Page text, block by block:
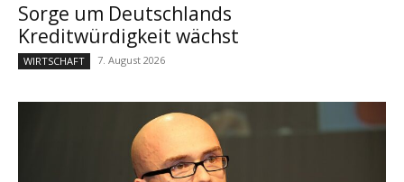
Sorge um Deutschlands
Kreditwürdigkeit wächst
WIRTSCHAFT 7. August 2026